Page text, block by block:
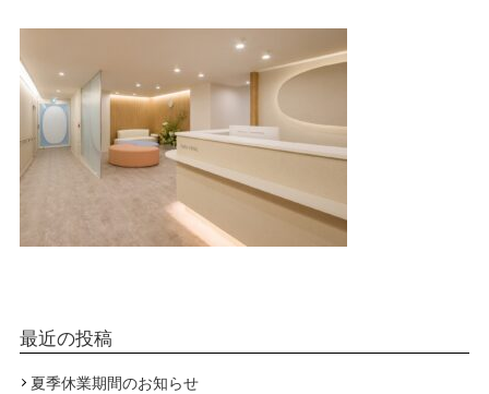
最近の投稿
夏季休業期間のお知らせ